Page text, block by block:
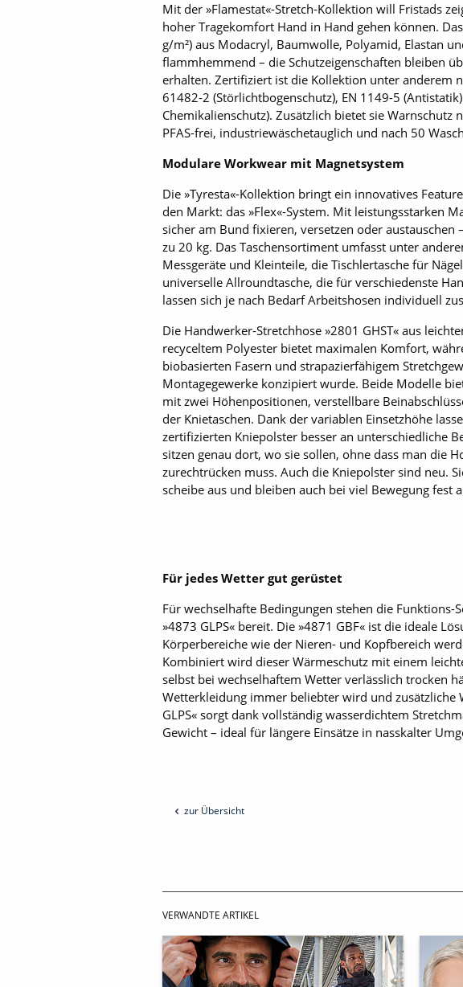
Mit der »Flamestat«-Stretch-Kollektion will Fristads
hoher Tragekomfort Hand in Hand gehen können.
g/m²) aus Modacryl, Baumwolle, Polyamid, Elastan
flammhemmend – die Schutzeigenschaften bleiben
erhalten. Zertifiziert ist die Kollektion unter anderem
61482-2 (Störlichtbogenschutz), EN 1149-5
Chemikalienschutz). Zusätzlich bietet sie Warnschutz
PFAS-frei, industriewäschetauglich und nach 50
Modulare Workwear mit Magnetsystem
Die »Tyresta«-Kollektion bringt ein innovatives
den Markt: das »Flex«-System. Mit leistungsstarken
sicher am Bund fixieren, versetzen oder austauschen
zu 20 kg. Das Taschensortiment umfasst unter
Messgeräte und Kleinteile, die Tischlertasche für
universelle Allroundtasche, die für verschiedenste
lassen sich je nach Bedarf Arbeitshosen individuell
Die Handwerker-Stretchhose »2801 GHST« aus
recyceltem Polyester bietet maximalen Komfort,
biobasierten Fasern und strapazierfähigem
Montagegewerke konzipiert wurde. Beide Modelle
mit zwei Höhenpositionen, verstellbare
der Knietaschen. Dank der variablen Einsetzhöhe
zertifizierten Kniepolster besser an unterschiedliche
sitzen genau dort, wo sie sollen, ohne dass man die
zurechtrücken muss. Auch die Kniepolster sind neu.
scheibe aus und bleiben auch bei viel Bewegung fest
Für jedes Wetter gut gerüstet
Für wechselhafte Bedingungen stehen die
»4873 GLPS« bereit. Die »4871 GBF« ist die ideale
Körperbereiche wie der Nieren- und Kopfbereich
Kombiniert wird dieser Wärmeschutz mit einem
selbst bei wechselhaftem Wetter verlässlich trocken
Wetterkleidung immer beliebter wird und zusätzliche
GLPS« sorgt dank vollständig wasserdichtem
Gewicht – ideal für längere Einsätze in nasskalter
zur Übersicht
VERWANDTE ARTIKEL